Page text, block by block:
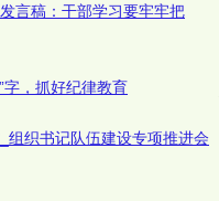
言稿：干部学习要牢牢把
字，抓好纪律教育
组织书记队伍建设专项推进会